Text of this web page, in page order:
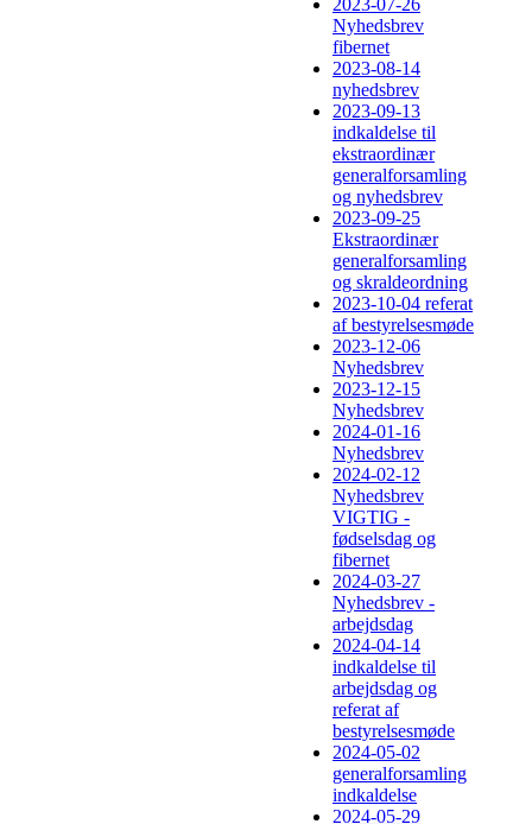
Nyhedsbrev
fibernet
2023-08-14
nyhedsbrev
2023-09-13
indkaldelse til
ekstraordinær
generalforsamling
og nyhedsbrev
2023-09-25
Ekstraordinær
generalforsamling
og skraldeordning
2023-10-04 referat
af bestyrelsesmøde
2023-12-06
Nyhedsbrev
2023-12-15
Nyhedsbrev
2024-01-16
Nyhedsbrev
2024-02-12
Nyhedsbrev
VIGTIG -
fødselsdag og
fibernet
2024-03-27
Nyhedsbrev -
arbejdsdag
2024-04-14
indkaldelse til
arbejdsdag og
referat af
bestyrelsesmøde
2024-05-02
generalforsamling
indkaldelse
2024-05-29